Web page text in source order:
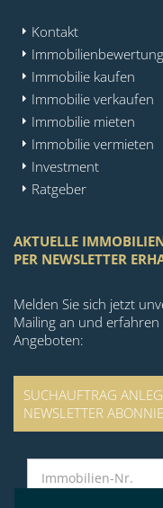
Kontakt
Immobilienbewertung
Immobilie kaufen
Immobilie verkaufen
Immobilie mieten
Immobilie vermieten
Investment
Ratgeber
AKTUELLE
PER NEWSLETTER
Melden Sie sich jetzt
Mailing an und erfahren
Angeboten:
SUCHAUFTRAG
NEWSLETTER